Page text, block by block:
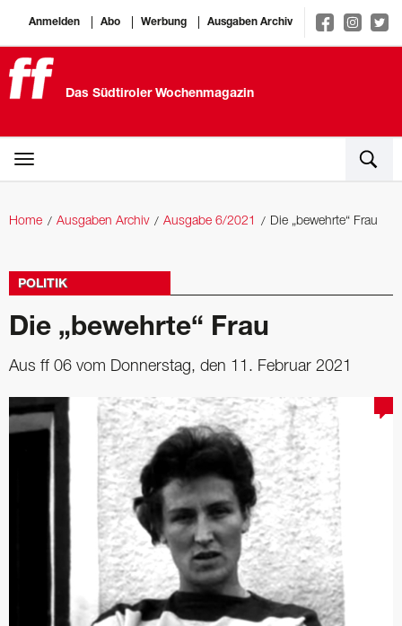
Anmelden Abo Werbung Ausgaben Archiv
Das Südtiroler Wochenmagazin
Home Ausgaben Archiv Ausgabe 6/2021 Die „bewehrte“ Frau
POLITIK
Die „bewehrte“ Frau
Aus ff 06 vom Donnerstag, den 11. Februar 2021